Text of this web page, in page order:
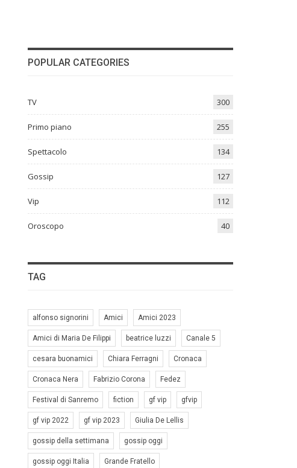
POPULAR CATEGORIES
TV 300
Primo piano 255
Spettacolo 134
Gossip 127
Vip 112
Oroscopo 40
TAG
alfonso signorini Amici Amici 2023
Amici di Maria De Filippi beatrice luzzi Canale 5
cesara buonamici Chiara Ferragni Cronaca
Cronaca Nera Fabrizio Corona Fedez
Festival di Sanremo fiction gf vip gfvip
gf vip 2022 gf vip 2023 Giulia De Lellis
gossip della settimana gossip oggi
gossip oggi Italia Grande Fratello